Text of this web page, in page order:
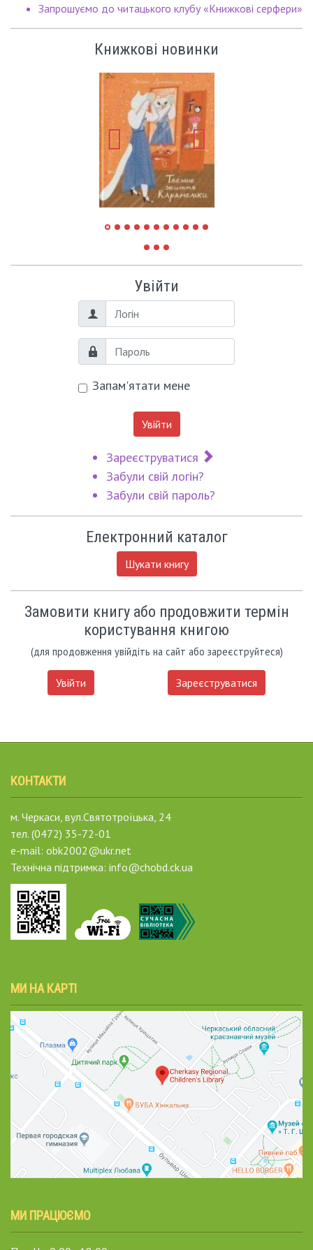
Запрошуємо до читацького клубу «Книжкові серфери»
Книжкові новинки
Увійти
Логін
Пароль
Запам'ятати мене
Увійти
Зареєструватися
Забули свій логін?
Забули свій пароль?
Електронний каталог
Шукати книгу
Замовити книгу або продовжити термін
користування книгою
(для продовження увійдіть на сайт або зареєструйтеся)
Увійти Зареєструватися
КОНТАКТИ
м. Черкаси, вул.Святотроїцька, 24
тел. (0472) 35-72-01
e-mail: obk2002@ukr.net
Технічна підтримка: info@chobd.ck.ua
МИ НА КАРТІ
МИ ПРАЦЮЄМО